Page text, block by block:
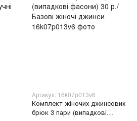
Артикул: 16k07p013v6
Комплект жіночих джинсових
брюк 3 пари (випадкові